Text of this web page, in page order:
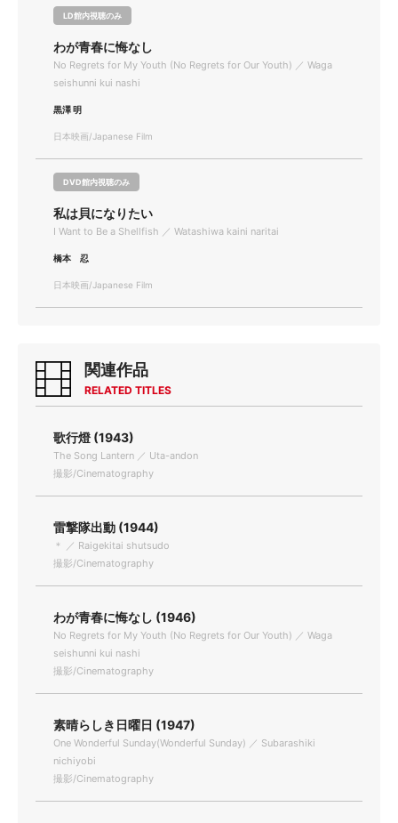
LD館内視聴のみ
わが青春に悔なし
No Regrets for My Youth (No Regrets for Our Youth) ／ Waga
seishunni kui nashi
黒澤 明
日本映画/Japanese Film
DVD館内視聴のみ
私は貝になりたい
I Want to Be a Shellfish ／ Watashiwa kaini naritai
橋本 忍
日本映画/Japanese Film
関連作品
RELATED TITLES
歌行燈 (1943)
The Song Lantern ／ Uta-andon
撮影/Cinematography
雷撃隊出動 (1944)
＊ ／ Raigekitai shutsudo
撮影/Cinematography
わが青春に悔なし (1946)
No Regrets for My Youth (No Regrets for Our Youth) ／ Waga
seishunni kui nashi
撮影/Cinematography
素晴らしき日曜日 (1947)
One Wonderful Sunday(Wonderful Sunday) ／ Subarashiki
nichiyobi
撮影/Cinematography